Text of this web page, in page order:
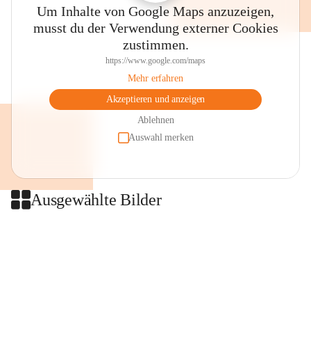
Um Inhalte von Google Maps anzuzeigen,
musst du der Verwendung externer Cookies
zustimmen.
https://www.google.com/maps
Mehr erfahren
Akzeptieren und anzeigen
Ablehnen
Auswahl merken
Ausgewählte Bilder